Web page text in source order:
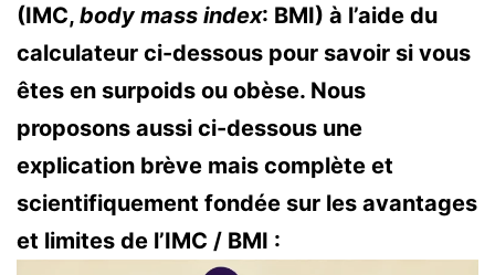
(IMC, body mass index: BMI) à l’aide du
calculateur ci-dessous pour savoir si vous
êtes en surpoids ou obèse. Nous
proposons aussi ci-dessous une
explication brève mais complète et
scientifiquement fondée sur les avantages
et limites de l’IMC / BMI :